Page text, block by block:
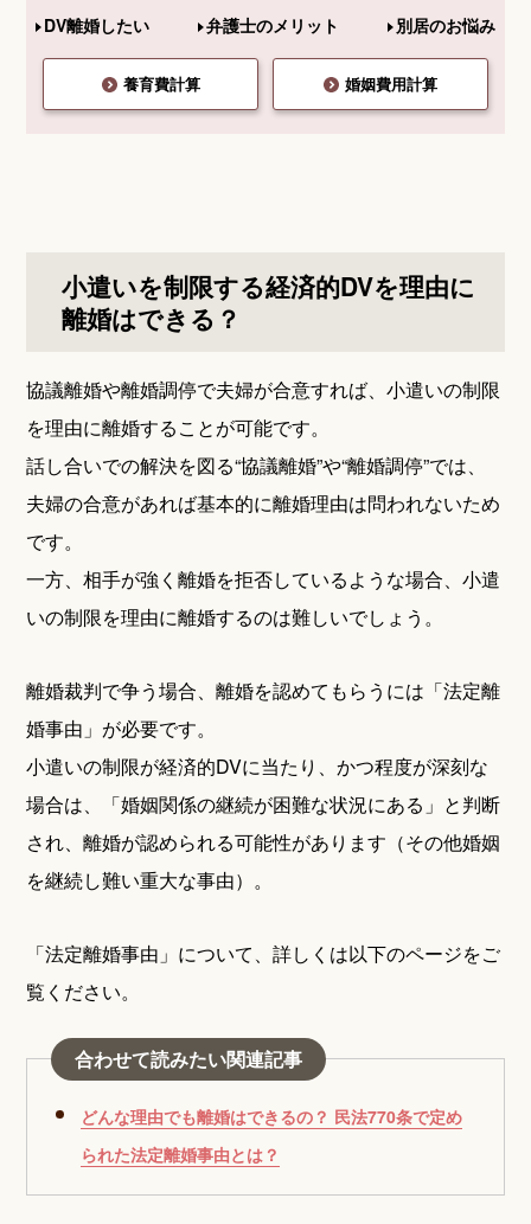
DV離婚したい 弁護士のメリット 別居のお悩み
養育費計算 婚姻費用計算
小遣いを制限する経済的DVを理由に
離婚はできる？
協議離婚や離婚調停で夫婦が合意すれば、小遣いの制限
を理由に離婚することが可能です。
話し合いでの解決を図る“協議離婚”や“離婚調停”では、
夫婦の合意があれば基本的に離婚理由は問われないため
です。
一方、相手が強く離婚を拒否しているような場合、小遣
いの制限を理由に離婚するのは難しいでしょう。
離婚裁判で争う場合、離婚を認めてもらうには「法定離
婚事由」が必要です。
小遣いの制限が経済的DVに当たり、かつ程度が深刻な
場合は、「婚姻関係の継続が困難な状況にある」と判断
され、離婚が認められる可能性があります（その他婚姻
を継続し難い重大な事由）。
「法定離婚事由」について、詳しくは以下のページをご
覧ください。
合わせて読みたい関連記事
どんな理由でも離婚はできるの？ 民法770条で定め
られた法定離婚事由とは？